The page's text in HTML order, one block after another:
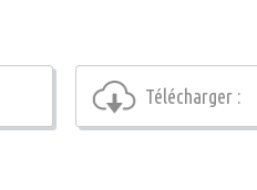
Télécharger :